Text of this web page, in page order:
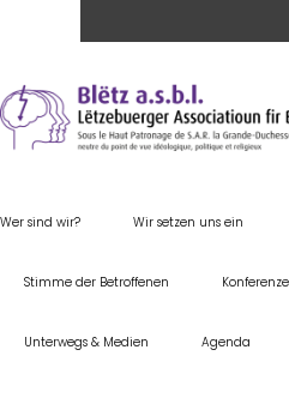
Wer sind wir? Wir setzen uns ein
Stimme der Betroffenen
Unterwegs & Medien Agenda